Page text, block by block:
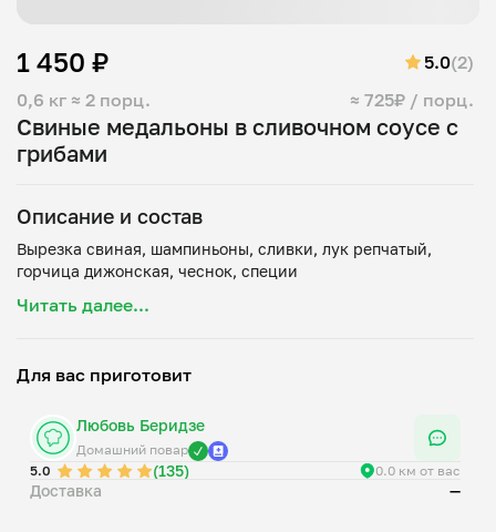
Свиные медальоны в сливочном соусе с
грибами
0,6 кг ≈ 2 порц. ≈ 725₽ / порц.
1 450 ₽ 5.0(2)
Описание и состав
Вырезка свиная, шампиньоны, сливки, лук репчатый,
Читать далее...
Для вас приготовит
Любовь Беридзе
Домашний повар
5.0
(135) 0.0 км от вас
Доставка —